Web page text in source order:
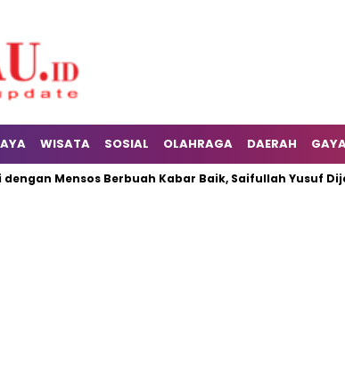
WISATA SOSIAL OLAHRAGA DAERAH
Mensos Berbuah Kabar Baik, Saifullah Yusuf